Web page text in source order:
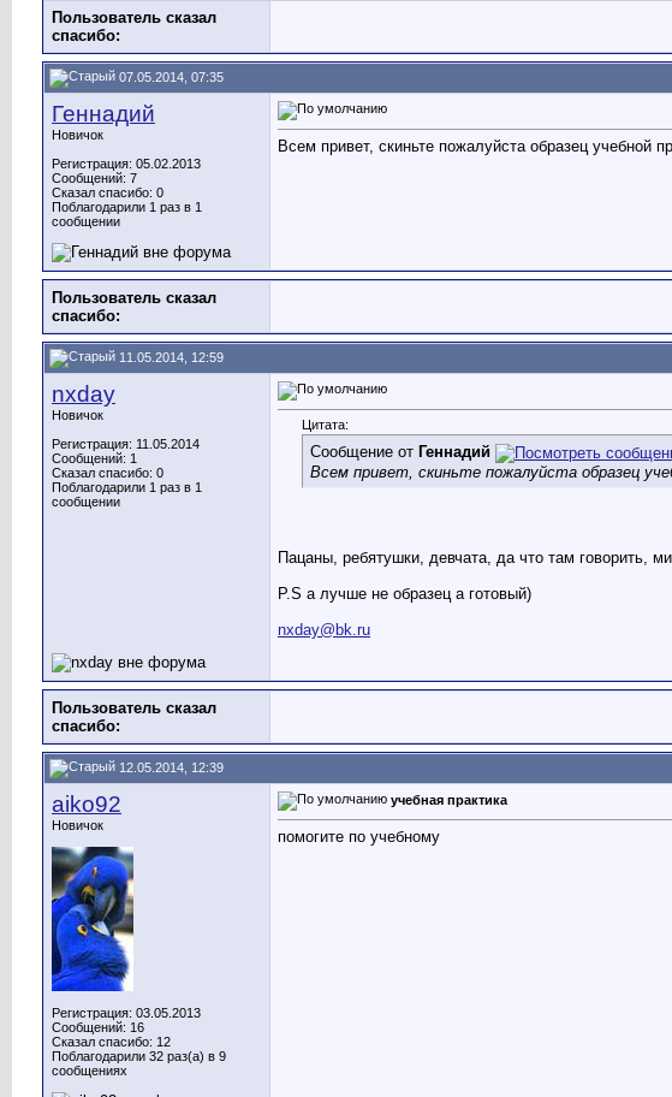
Пользователь сказал
cпасибо:
07.05.2014, 07:35
Геннадий
Новичок
Регистрация: 05.02.2013
Сообщений: 7
Сказал спасибо: 0
Поблагодарили 1 раз в 1
сообщении
Всем привет, скиньте пожалуйста образец учебной
Пользователь сказал
cпасибо:
11.05.2014, 12:59
nxday
Новичок
Регистрация: 11.05.2014
Сообщений: 1
Сказал спасибо: 0
Поблагодарили 1 раз в 1
сообщении
Цитата:
Сообщение от Геннадий
Всем привет, скиньте пожалуйста образец
Пацаны, ребятушки, девчата, да что там говорить,
P.S а лучше не образец а готовый)
nxday@bk.ru
Пользователь сказал
cпасибо:
12.05.2014, 12:39
aiko92
Новичок
Регистрация: 03.05.2013
Сообщений: 16
Сказал спасибо: 12
Поблагодарили 32 раз(а) в 9
сообщениях
учебная практика
помогите по учебному